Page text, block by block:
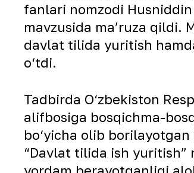
fanlari nomzodi
mavzusida maʼruza qildi.
davlat tilida yuritish
o‘tdi.
Tadbirda O‘zbekiston
alifbosiga bosqichma-
bo‘yicha olib
“Davlat tilida ish